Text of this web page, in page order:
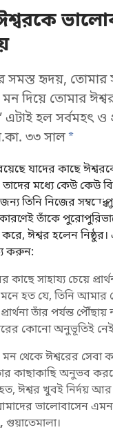
সমস্ত হৃদয়, তোমার
দিয়ে তোমার
এটাই হল সর্বমহৎ ও
৩৩ সাল*
যাদের কাছে
মধ্যে কেউ কেউ
তিনি নিজের সম্বন্ধে
তাঁকে
ঈশ্বর হলেন নিষ্ঠুর।
করুন:
কাছে সাহায্য চেয়ে
হত যে, তিনি আমার
তাঁর পর্যন্ত
কোনো অনুভূতিই
থেকে ঈশ্বরের সেবা
কাছাকাছি অনুভব
ঈশ্বর খুবই নির্দয় আর
ভালোবাসেন
গুয়াতেমালা।